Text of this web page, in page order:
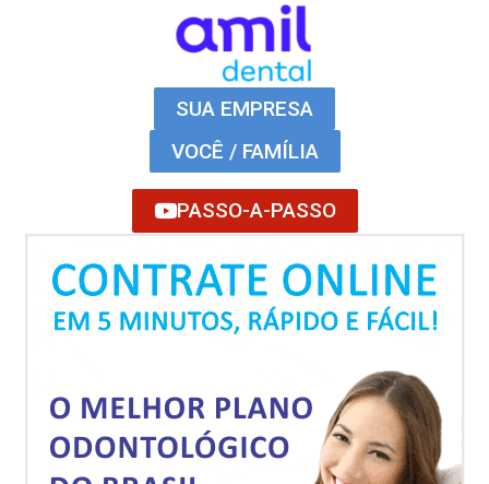
SUA EMPRESA
VOCÊ / FAMÍLIA
PASSO-A-PASSO